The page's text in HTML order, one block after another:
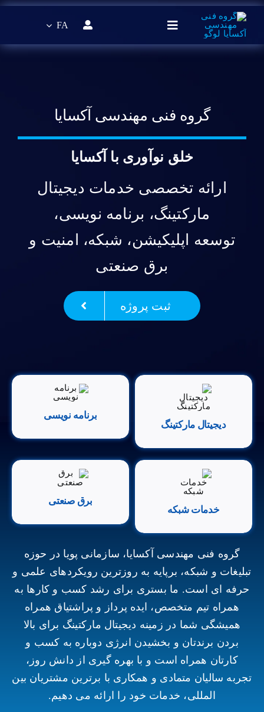
رفتن
محتوا
Toggle
Navigation
مقالات آموزشی
تماس با ما
FA
گروه فنی مهندسی آکسایا
خلق نوآوری با آکسایا
ارائه تخصصی خدمات دیجیتال
مارکتینگ، برنامه نویسی،
توسعه اپلیکیشن، شبکه، امنیت و
برق صنعتی
ثبت پروژه
دیجیتال مارکتینگ
برنامه نویسی
خدمات شبکه
برق صنعتی
گروه فنی مهندسی آکسایا، سازمانی پویا در حوزه
تبلیغات و شبکه، برپایه به روزترین رویکردهای علمی و
حرفه ای است. ما بستری برای رشد کسب و کارها به
همراه تیم متخصص، ایده پرداز و پراشتیاق همراه
همیشگی شما در زمینه دیجیتال مارکتینگ برای بالا
بردن برندتان و بخشیدن انرژی دوباره به کسب و
کارتان همراه است و با بهره گیری از دانش روز،
تجربه سالیان متمادی و همکاری با برترین مشتریان بین
المللی، خدمات خود را ارائه می دهیم.